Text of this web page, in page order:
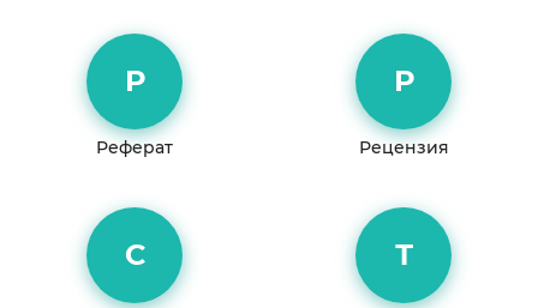
Р
Реферат
Р
Рецензия
С Т